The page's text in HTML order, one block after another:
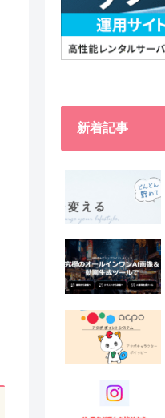
新着記事